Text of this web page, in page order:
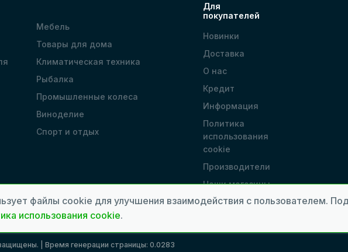
Мебель
Товары для дома
Климатическая техника
Рыбалка
Промышленные колеса
Виноделие
Спорт и отдых
Для
покупателей
Новинки
Доставка
О нас
Кредит
Информация
Политика
использования
cookie
Производители
Наши магазины
| Время генерации страницы: 0.0283
файлы cookie для улучшения взаимодействия с пользователем.
использования cookie.